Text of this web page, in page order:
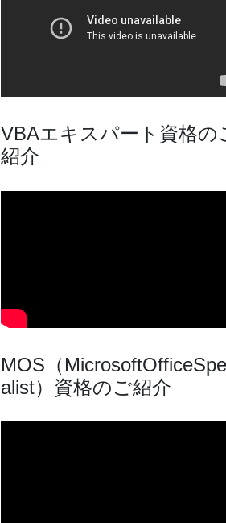
VBAエキスパート資格の
紹介
MOS（
alist）資格のご紹介